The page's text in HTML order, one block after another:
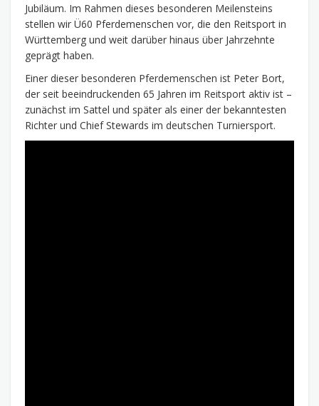
Jubiläum. Im Rahmen dieses besonderen Meilensteins
stellen wir Ü60 Pferdemenschen vor, die den Reitsport in
Württemberg und weit darüber hinaus über Jahrzehnte
geprägt haben.
Einer dieser besonderen Pferdemenschen ist Peter Bort,
der seit beeindruckenden 65 Jahren im Reitsport aktiv ist –
zunächst im Sattel und später als einer der bekanntesten
Richter und Chief Stewards im deutschen Turniersport.